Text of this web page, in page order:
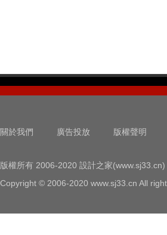
關於我們 廣告投放 版權聲明
版權所有 2006-2020 設計之家(www.sj33.cn)
Copyright © 2006-2020 www.sj33.cn All